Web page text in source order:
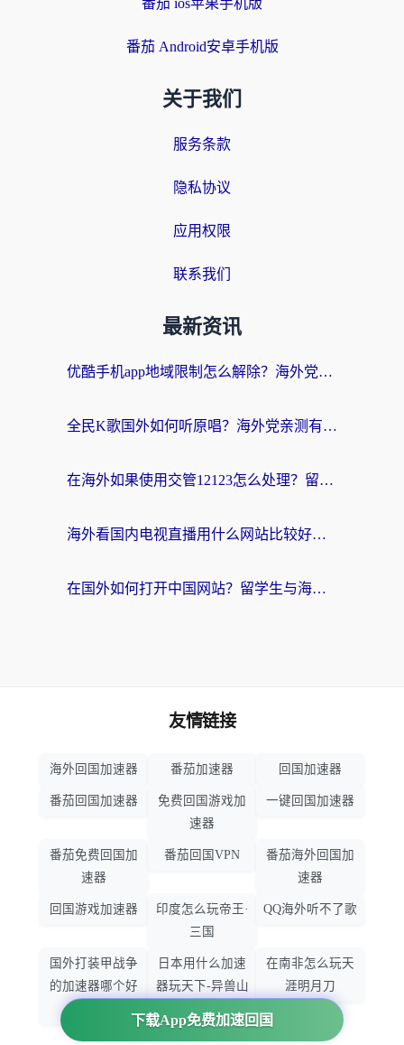
番茄 ios苹果手机版
番茄 Android安卓手机版
关于我们
服务条款
隐私协议
应用权限
联系我们
最新资讯
优酷手机app地域限制怎么解除？海外党亲测有效的追剧方案
全民K歌国外如何听原唱？海外党亲测有效的回国加速器选择指南
在海外如果使用交管12123怎么处理？留学生亲测有效的回国加速方案
海外看国内电视直播用什么网站比较好？一篇解决你所有追剧难题的实用指南
在国外如何打开中国网站？留学生与海外华人的无缝访问指南
下载App免费加速回国
友情链接
海外回国加速器 番茄加速器 回国加速器
番茄回国加速器
免费回国游戏加
速器
一键回国加速器
番茄免费回国加
速器
番茄回国VPN
番茄海外回国加
速器
回国游戏加速器
印度怎么玩帝王·
三国
QQ海外听不了歌
国外打装甲战争
的加速器哪个好
日本用什么加速
器玩天下-异兽山
海
在南非怎么玩天
涯明月刀